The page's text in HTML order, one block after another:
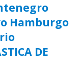
Hamburgo
DE